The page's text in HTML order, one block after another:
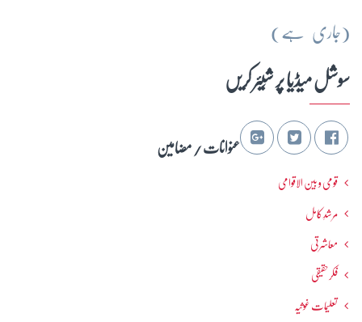
(جاری ہے)
سوشل میڈیا پر شِیئر کریں
عنوانات / مضامین
قومی و بین الاقوامی
مرشدِ کامل
معاشرتی
فکرحقیقی
تعلیمات غوثیہ